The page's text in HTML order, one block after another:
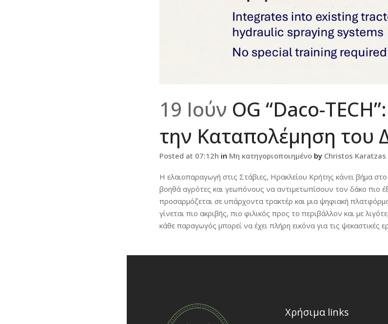
19 Ιούν OG “Daco-
την Καταπολέμηση του
Posted at 07:12h in Μη κατηγοριοποιημένο by Christos Karatzas
Η ελαιοπαραγωγή στις Στάβιες, Ηρακλείου Κρήτης κάνει βήμα
βοηθά αγρότες και γεωπόνους να αντιμετωπίσουν τον δάκο πιο
προσαρμόζεται σε υπάρχοντα τρακτέρ και μια ψηφιακή
γίνεται πιο ακριβής, πιο φιλικός προς το περιβάλλον και με
κάθε παραγωγός μπορεί να έχει πλήρη εικόνα για τις ψεκαστικές
Χρήσιμα links